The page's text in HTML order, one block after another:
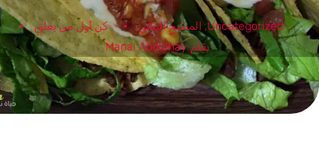
Uncategorized
, المطبخ النباتي
كن أول من يعلق
بقلمManal Abdulhay